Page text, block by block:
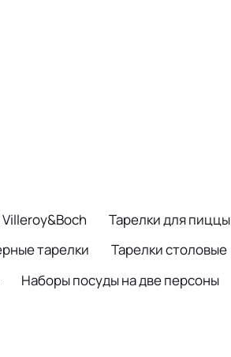
Тарелки для пиццы
тарелки
Тарелки столовые
Наборы посуды на две персоны